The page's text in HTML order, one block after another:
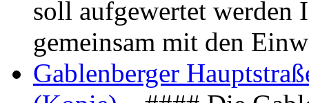
soll aufgewertet werden
gemeinsam mit den
Gablenberger